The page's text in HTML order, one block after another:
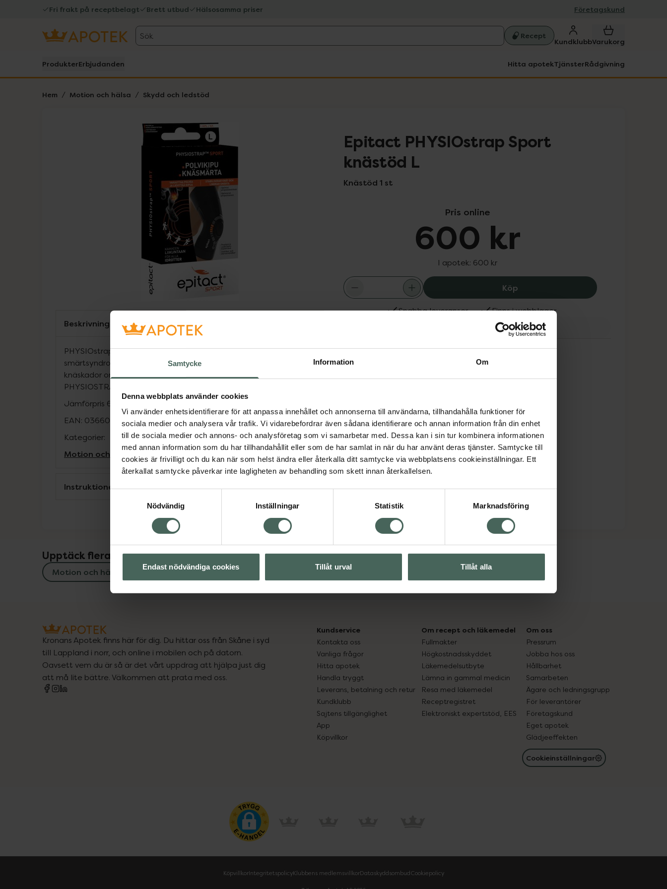
Samtycke Information Om
Denna webbplats använder cookies
Vi använder enhetsidentifierare för att anpassa innehållet och annonserna till användarna, tillhandahålla funktioner för
sociala medier och analysera vår trafik. Vi vidarebefordrar även sådana identifierare och annan information från din enhet
till de sociala medier och annons- och analysföretag som vi samarbetar med. Dessa kan i sin tur kombinera informationen
med annan information som du har tillhandahållit eller som de har samlat in när du har använt deras tjänster. Samtycke till
cookies är frivilligt och du kan när som helst ändra eller återkalla ditt samtycke via webbplatsens cookieinställningar. Ett
återkallat samtycke påverkar inte lagligheten av behandling som skett innan återkallelsen.
Nödvändig
Inställningar Statistik Marknadsföring
Endast nödvändiga cookies Tillåt urval Tillåt alla
Fri frakt på receptbelagt Brett utbud Hälsosamma priser Företagskund
Sök Recept
KundklubbVarukorg
ProdukterErbjudanden Hitta apotekTjänsterRådgivning
Hem Motion och hälsa Skydd och ledstöd
Lista: . Innehåller 1 objekt.
Epitact PHYSIOstrap Sport
knästöd L
Knästöd 1 st
Pris online
600 kr
I apotek: 600 kr
Köp Epitact PHYSIOstrap Sport knästöd
Snabba leveranser Finns i webblager
Aktuella erbjudanden
Beskrivning
PHYSIOstrap™ lindrar knäskålsproblem som patellofemoralt
smärtsyndrom (PFSS), instabil knäskål och patellatendinit. Då
knäskador orsakar problem som sköra ligament och artros ger
PHYSIOSTRAP stabilitet till leden när du börjar idrotta igen.
Jämförpris 600 kr
EAN: 03660396020180
Kategorier:
Motion och hälsa Skydd och ledstöd
Instruktioner Visa
Upptäck flera produkter inom
Motion och hälsa Skydd och ledstöd
Kronans Apotek finns här för dig. Du hittar oss från Skåne i syd
till Lappland i norr, och online i mobilen och på datorn.
Oavsett vem du är så är det vårt uppdrag att hjälpa just dig
att må lite bättre. Välkommen att prata med oss.
Kundservice
Kontakta oss
Vanliga frågor
Hitta apotek
Handla tryggt
Leverans, betalning och retur
Kundklubb
Sajtens tillgänglighet
App
Köpvillkor
Om recept och läkemedel
Fullmakter
Högkostnadsskyddet
Läkemedelsutbyte
Lämna in gammal medicin
Resa med läkemedel
Receptregistret
Elektroniskt expertstöd, EES
Om oss
Pressrum
Jobba hos oss
Hållbarhet
Samarbeten
Ägare och ledningsgrupp
För leverantörer
Företagskund
Eget apotek
Glädjeeffekten
Cookieinställningar
KöpvillkorIntegritetspolicyKlubbens medlemsvillkorDataskyddsombudCookiepolicy